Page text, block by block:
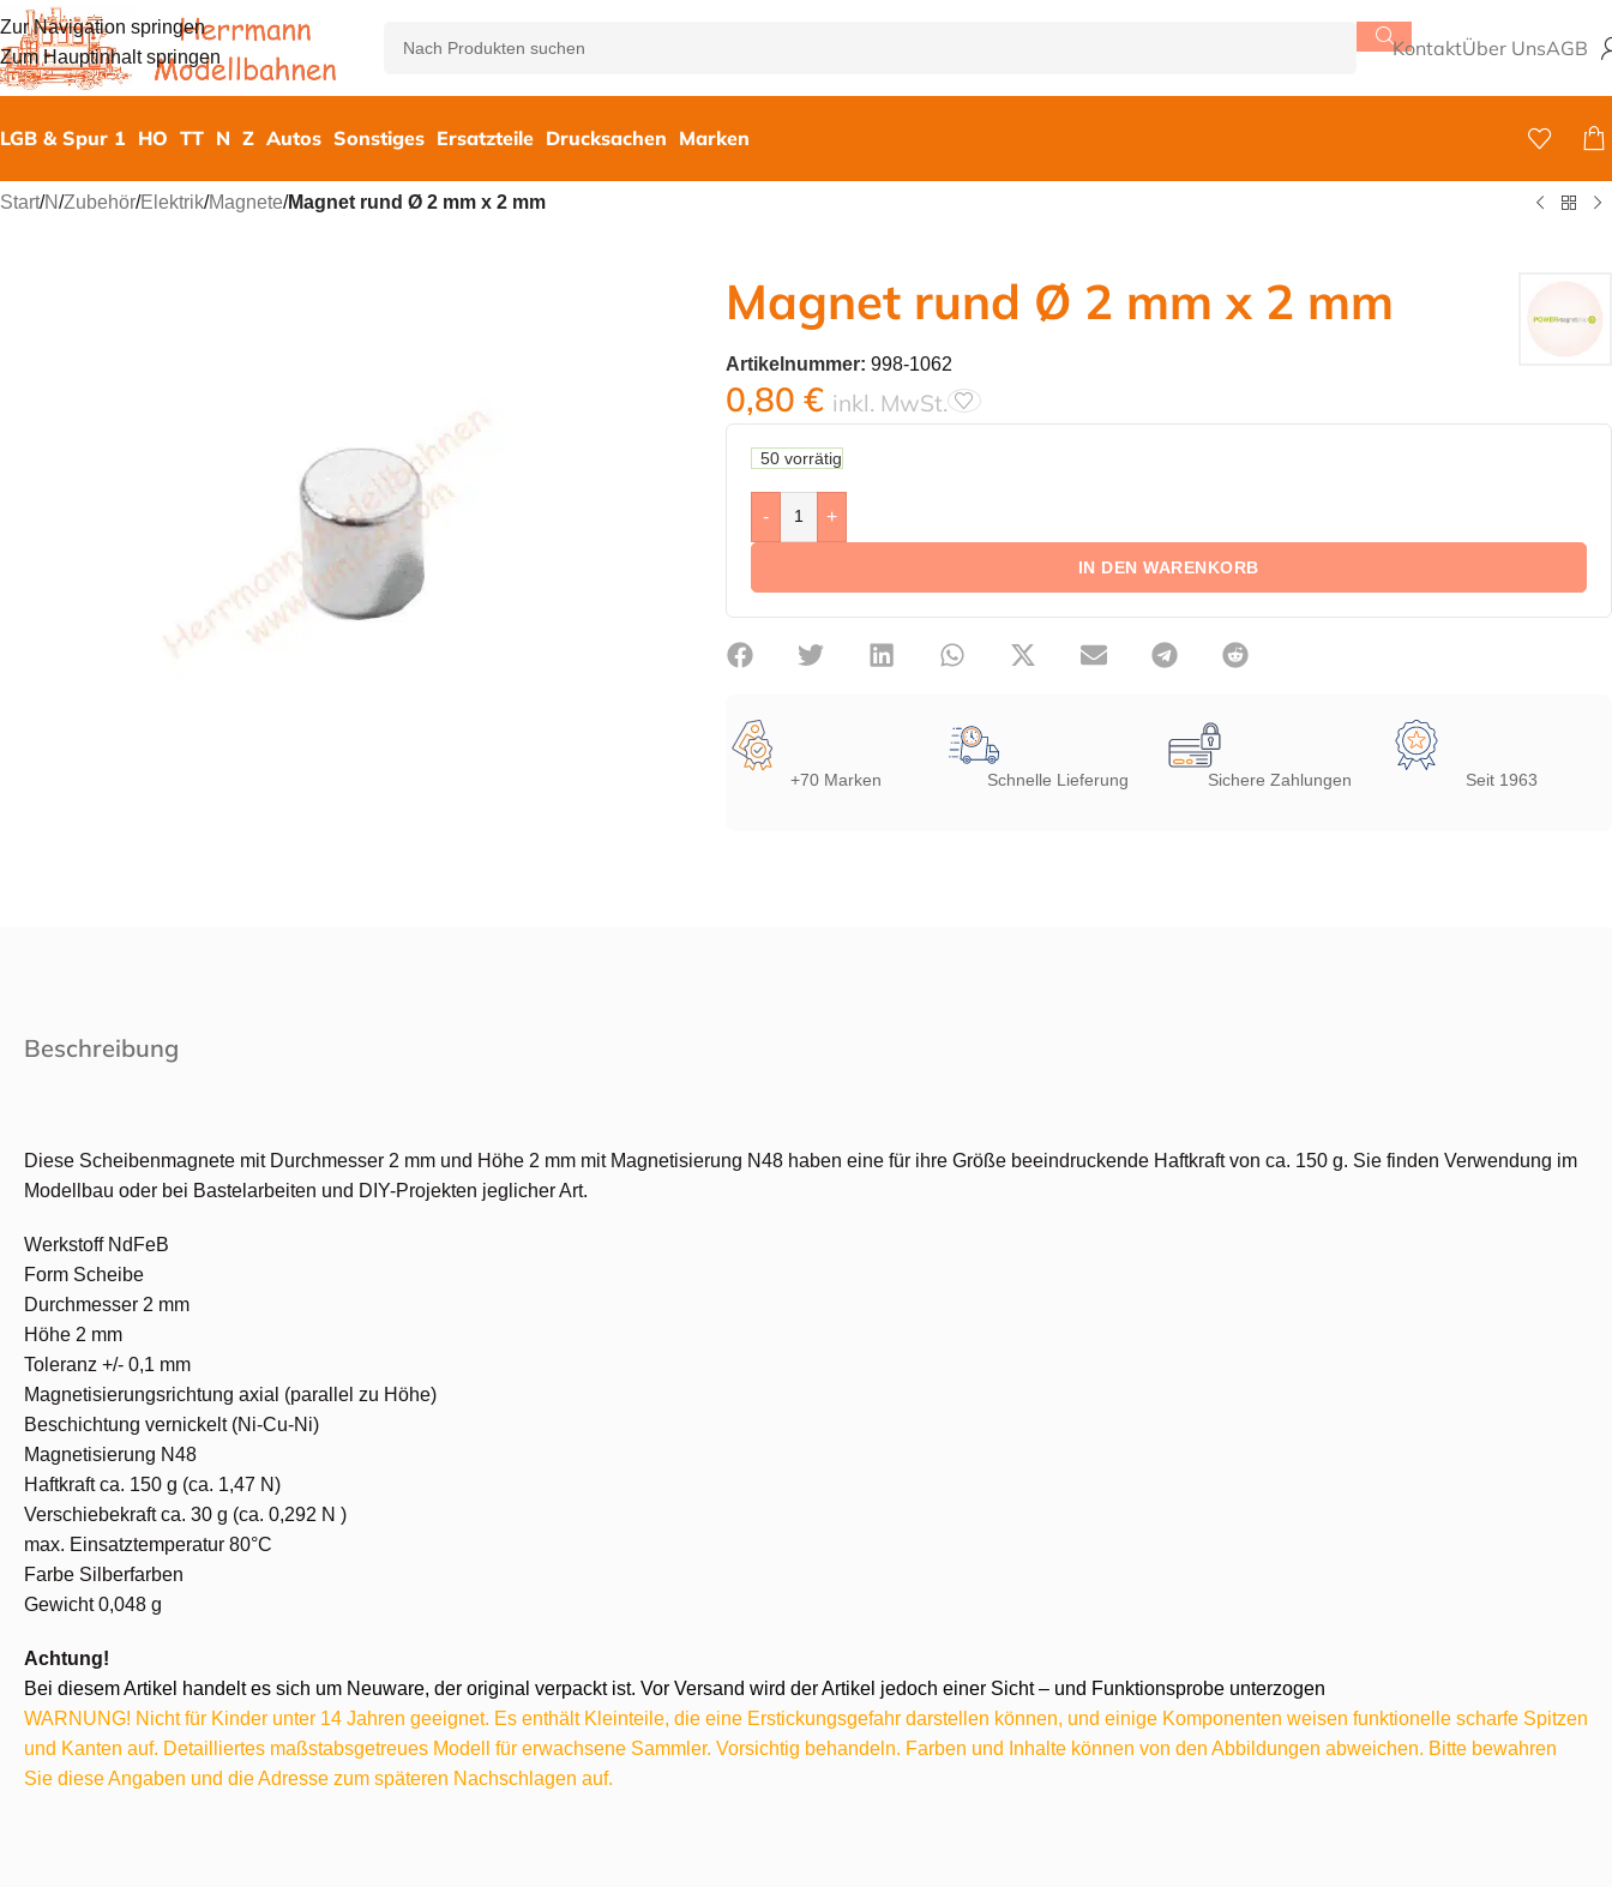
Zur Navigation springen
Zum Hauptinhalt springen
KontaktÜber UnsAGB
LGB & Spur 1 HO TT N Z Autos Sonstiges Ersatzteile Drucksachen Marken
Start/N/Zubehör/Elektrik/Magnete/Magnet rund Ø 2 mm x 2 mm
Magnet rund Ø 2 mm x 2 mm
Artikelnummer: 998-1062
0,80 € inkl. MwSt.
50 vorrätig
- +
IN DEN WARENKORB
+70 Marken Schnelle Lieferung Sichere Zahlungen Seit 1963
Beschreibung
Diese Scheibenmagnete mit Durchmesser 2 mm und Höhe 2 mm mit Magnetisierung N48 haben eine für ihre Größe beeindruckende Haftkraft von ca. 150 g. Sie finden Verwendung im
Modellbau oder bei Bastelarbeiten und DIY-Projekten jeglicher Art.
Werkstoff NdFeB
Form Scheibe
Durchmesser 2 mm
Höhe 2 mm
Toleranz +/- 0,1 mm
Magnetisierungsrichtung axial (parallel zu Höhe)
Beschichtung vernickelt (Ni-Cu-Ni)
Magnetisierung N48
Haftkraft ca. 150 g (ca. 1,47 N)
Verschiebekraft ca. 30 g (ca. 0,292 N )
max. Einsatztemperatur 80°C
Farbe Silberfarben
Gewicht 0,048 g
Achtung!
Bei diesem Artikel handelt es sich um Neuware, der original verpackt ist. Vor Versand wird der Artikel jedoch einer Sicht – und Funktionsprobe unterzogen
WARNUNG! Nicht für Kinder unter 14 Jahren geeignet. Es enthält Kleinteile, die eine Erstickungsgefahr darstellen können, und einige Komponenten weisen funktionelle scharfe Spitzen
und Kanten auf. Detailliertes maßstabsgetreues Modell für erwachsene Sammler. Vorsichtig behandeln. Farben und Inhalte können von den Abbildungen abweichen. Bitte bewahren
Sie diese Angaben und die Adresse zum späteren Nachschlagen auf.